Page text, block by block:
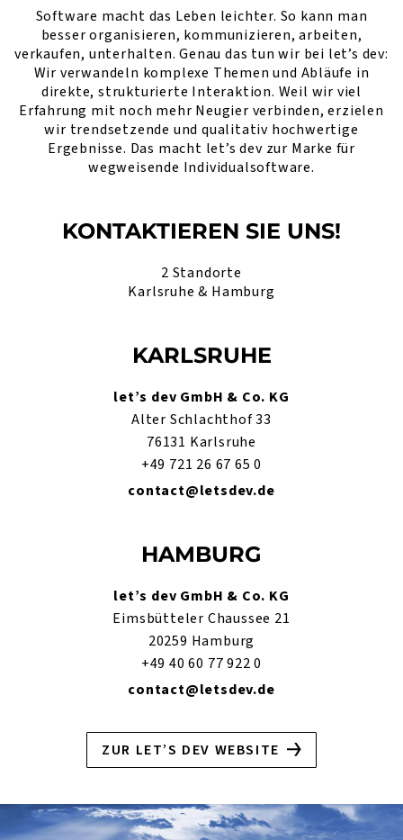
Software macht das Leben leichter. So kann man
besser organisieren, kommunizieren, arbeiten,
verkaufen, unterhalten. Genau das tun wir bei let’s dev:
Wir verwandeln komplexe Themen und Abläufe in
direkte, strukturierte Interaktion. Weil wir viel
Erfahrung mit noch mehr Neugier verbinden, erzielen
wir trendsetzende und qualitativ hochwertige
Ergebnisse. Das macht let’s dev zur Marke für
wegweisende Individualsoftware.
KONTAKTIEREN SIE UNS!
2 Standorte
Karlsruhe & Hamburg
KARLSRUHE
let’s dev GmbH & Co. KG
Alter Schlachthof 33
76131 Karlsruhe
+49 721 26 67 65 0
contact@letsdev.de
HAMBURG
let’s dev GmbH & Co. KG
Eimsbütteler Chaussee 21
20259 Hamburg
+49 40 60 77 922 0
contact@letsdev.de
ZUR LET’S DEV WEBSITE